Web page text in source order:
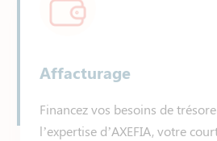
Affacturage
Financez vos besoins de
l’expertise d’AXEFIA, votre